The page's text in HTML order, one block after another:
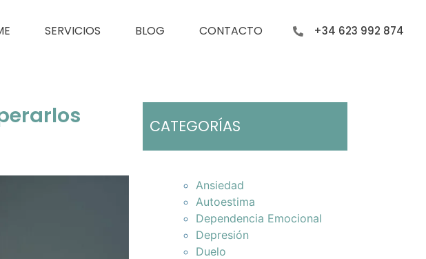
SERVICIOS BLOG CONTACTO +34 623 992 874
CATEGORÍAS
Ansiedad
Autoestima
Dependencia Emocional
Depresión
Duelo